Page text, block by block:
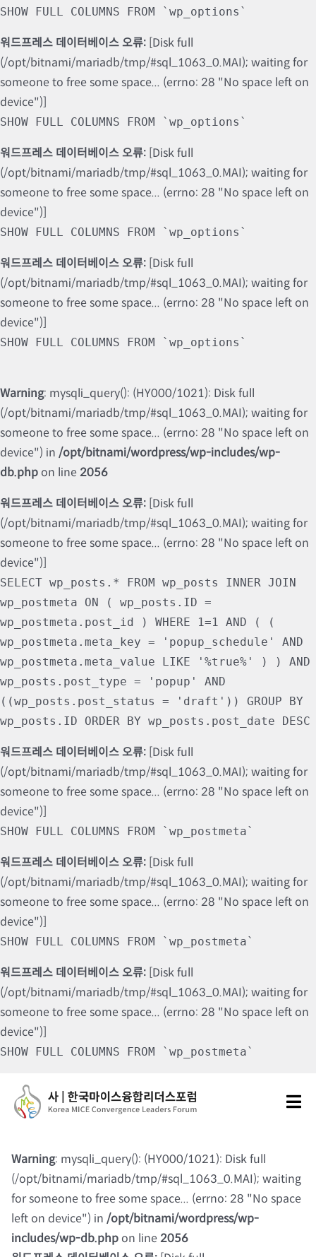
SHOW FULL COLUMNS FROM `wp_options`
워드프레스 데이터베이스 오류: [Disk full
(/opt/bitnami/mariadb/tmp/#sql_1063_0.MAI); waiting for
someone to free some space... (errno: 28 "No space left on
device")]
SHOW FULL COLUMNS FROM `wp_options`
워드프레스 데이터베이스 오류: [Disk full
(/opt/bitnami/mariadb/tmp/#sql_1063_0.MAI); waiting for
someone to free some space... (errno: 28 "No space left on
device")]
SHOW FULL COLUMNS FROM `wp_options`
워드프레스 데이터베이스 오류: [Disk full
(/opt/bitnami/mariadb/tmp/#sql_1063_0.MAI); waiting for
someone to free some space... (errno: 28 "No space left on
device")]
SHOW FULL COLUMNS FROM `wp_options`
Warning: mysqli_query(): (HY000/1021): Disk full
(/opt/bitnami/mariadb/tmp/#sql_1063_0.MAI); waiting for
someone to free some space... (errno: 28 "No space left on
device") in /opt/bitnami/wordpress/wp-includes/wp-
db.php on line2056
워드프레스 데이터베이스 오류: [Disk full
(/opt/bitnami/mariadb/tmp/#sql_1063_0.MAI); waiting for
someone to free some space... (errno: 28 "No space left on
device")]
SELECT wp_posts.* FROM wp_posts INNER JOIN
wp_postmeta ON ( wp_posts.ID =
wp_postmeta.post_id ) WHERE 1=1 AND ( (
wp_postmeta.meta_key = 'popup_schedule' AND
wp_postmeta.meta_value LIKE '%true%' ) ) AND
wp_posts.post_type = 'popup' AND
((wp_posts.post_status = 'draft')) GROUP BY
wp_posts.ID ORDER BY wp_posts.post_date DESC
워드프레스 데이터베이스 오류: [Disk full
(/opt/bitnami/mariadb/tmp/#sql_1063_0.MAI); waiting for
someone to free some space... (errno: 28 "No space left on
device")]
SHOW FULL COLUMNS FROM `wp_postmeta`
워드프레스 데이터베이스 오류: [Disk full
(/opt/bitnami/mariadb/tmp/#sql_1063_0.MAI); waiting for
someone to free some space... (errno: 28 "No space left on
device")]
SHOW FULL COLUMNS FROM `wp_postmeta`
워드프레스 데이터베이스 오류: [Disk full
(/opt/bitnami/mariadb/tmp/#sql_1063_0.MAI); waiting for
someone to free some space... (errno: 28 "No space left on
device")]
SHOW FULL COLUMNS FROM `wp_postmeta`
content
포럼소식
칼럼 및 기고
Warning: mysqli_query(): (HY000/1021): Disk full
(/opt/bitnami/mariadb/tmp/#sql_1063_0.MAI); waiting
for someone to free some space... (errno: 28 "No space
left on device") in /opt/bitnami/wordpress/wp-
includes/wp-db.phpon line2056